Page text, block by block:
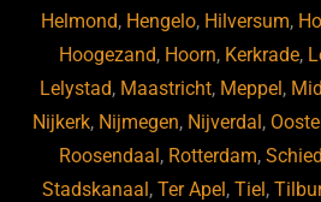
Helmond, Hengelo, Hilversum,
Hoogezand, Hoorn, Kerkrade,
Lelystad, Maastricht, Meppel ,
Nijkerk, Nijmegen, Nijverdal ,
Roosendaal , Rotterdam,
Stadskanaal ,Ter Apel ,Tiel ,